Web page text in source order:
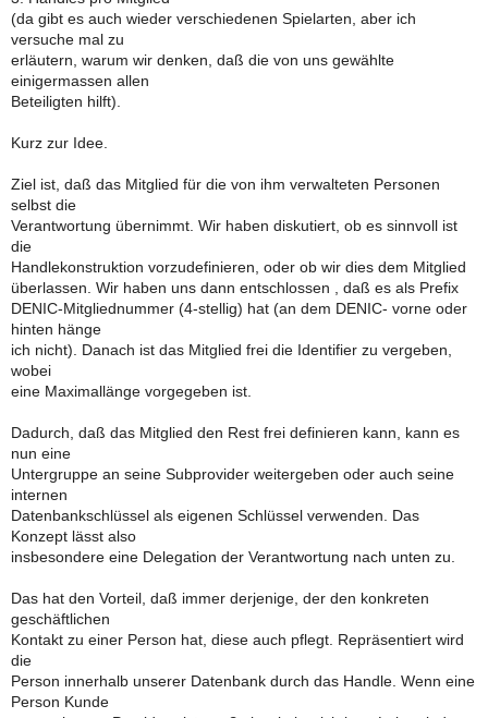
(da gibt es auch wieder verschiedenen Spielarten, aber ich
versuche mal zu
erläutern, warum wir denken, daß die von uns gewählte
einigermassen allen
Beteiligten hilft).
Kurz zur Idee.
Ziel ist, daß das Mitglied für die von ihm verwalteten Personen
selbst die
Verantwortung übernimmt. Wir haben diskutiert, ob es sinnvoll ist
die
Handlekonstruktion vorzudefinieren, oder ob wir dies dem Mitglied
überlassen. Wir haben uns dann entschlossen , daß es als Prefix
DENIC-Mitgliednummer (4-stellig) hat (an dem DENIC- vorne oder
hinten hänge
ich nicht). Danach ist das Mitglied frei die Identifier zu vergeben,
wobei
eine Maximallänge vorgegeben ist.
Dadurch, daß das Mitglied den Rest frei definieren kann, kann es
nun eine
Untergruppe an seine Subprovider weitergeben oder auch seine
internen
Datenbankschlüssel als eigenen Schlüssel verwenden. Das
Konzept lässt also
insbesondere eine Delegation der Verantwortung nach unten zu.
Das hat den Vorteil, daß immer derjenige, der den konkreten
geschäftlichen
Kontakt zu einer Person hat, diese auch pflegt. Repräsentiert wird
die
Person innerhalb unserer Datenbank durch das Handle. Wenn eine
Person Kunde